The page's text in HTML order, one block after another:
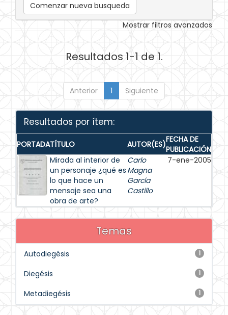
Comenzar nueva busqueda
Mostrar filtros avanzados
Resultados 1-1 de 1.
Anterior 1 Siguiente
Resultados por ítem:
PORTADATÍTULO AUTOR(ES)FECHA DE
PUBLICACIÓN
Mirada al interior de
un personaje ¿qué es
lo que hace un
mensaje sea una
obra de arte?
Carlo
Magna
García
Castillo
7-ene-2005
Temas
1
Autodiegésis
1
Diegésis
1
Metadiegésis